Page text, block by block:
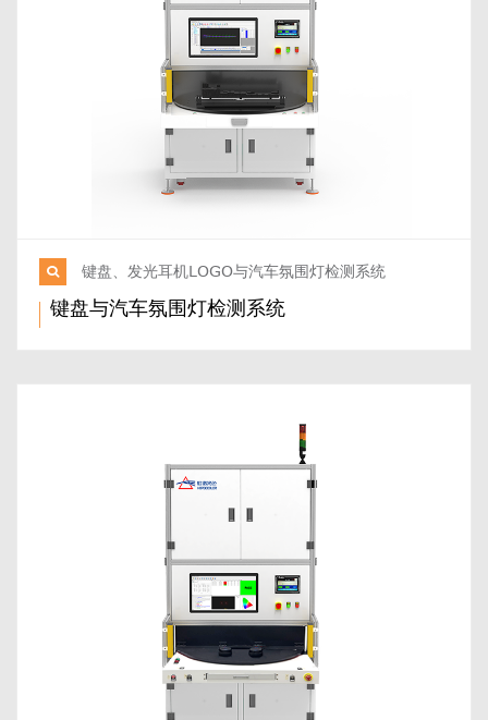
键盘、发光耳机LOGO与汽车氛围灯检测系统
键盘与汽车氛围灯检测系统